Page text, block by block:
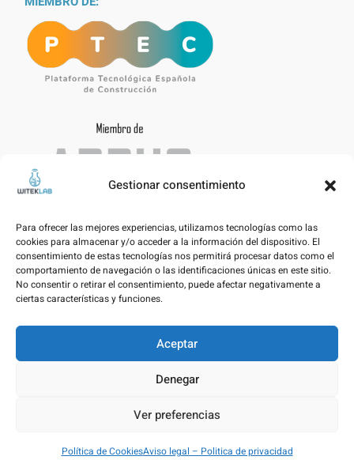
Gestionar consentimiento
Para ofrecer las mejores experiencias, utilizamos tecnologías como las
cookies para almacenar y/o acceder a la información del dispositivo. El
consentimiento de estas tecnologías nos permitirá procesar datos como el
comportamiento de navegación o las identificaciones únicas en este sitio.
No consentir o retirar el consentimiento, puede afectar negativamente a
ciertas características y funciones.
Aceptar
Denegar
Ver preferencias
Política de CookiesAviso legal – Politica de privacidad
Aviso legal – Politica de privacidad
Política de Cookies
© WITEKLAB SL | Developed by nicnac&pimpamvisual